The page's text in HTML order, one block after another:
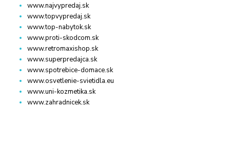
www.najvypredaj.sk
www.topvypredaj.sk
www.top-nabytok.sk
www.proti-skodcom.sk
www.retromaxishop.sk
www.superpredajca.sk
www.spotrebice-domace.sk
www.osvetlenie-svietidla.eu
www.uni-kozmetika.sk
www.zahradnicek.sk